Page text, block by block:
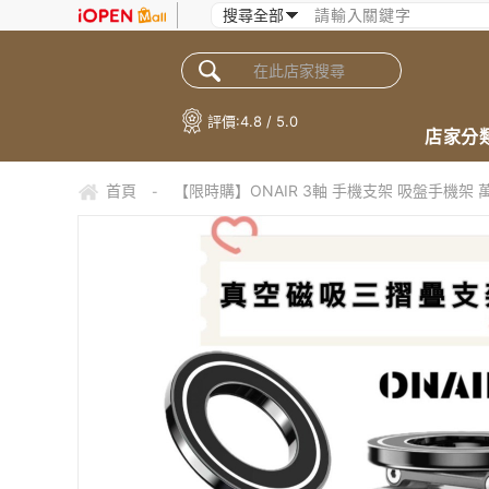
評價:4.8 / 5.0
店家分
首頁 - 【限時購】ONAIR 3軸 手機支架 吸盤手機架